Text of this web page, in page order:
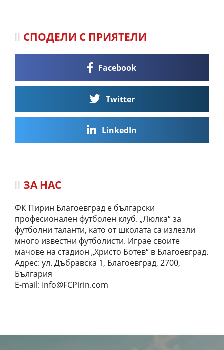
СПОДЕЛИ С ПРИЯТЕЛИ
Facebook
Twitter
LinkedIn
ЗА НАС
ФК Пирин Благоевград е български
професионален футболен клуб. „Люлка“ за
футболни таланти, като от школата са излезли
много известни футболисти. Играе своите
мачове на стадион „Христо Ботев“ в Благоевград.
Адрес: ул. Дъбравска 1, Благоевград, 2700,
България
E-mail: Info@FCPirin.com